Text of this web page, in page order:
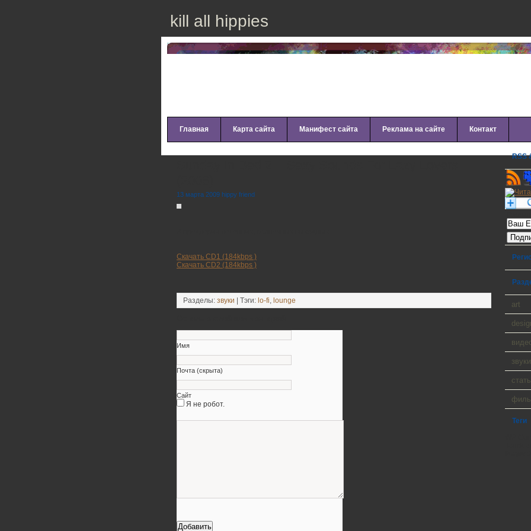
kill all hippies
Главная Карта сайта Манифест сайта Реклама на сайте Контакт
13 марта 2009 hippy friend
Скачать CD1 (184kbps )
Скачать CD2 (184kbps )
Разделы: звуки | Тэги: lo-fi, lounge
Имя
Почта (скрыта)
Сайт
Я не робот.
RSS
art
звуки
Теги